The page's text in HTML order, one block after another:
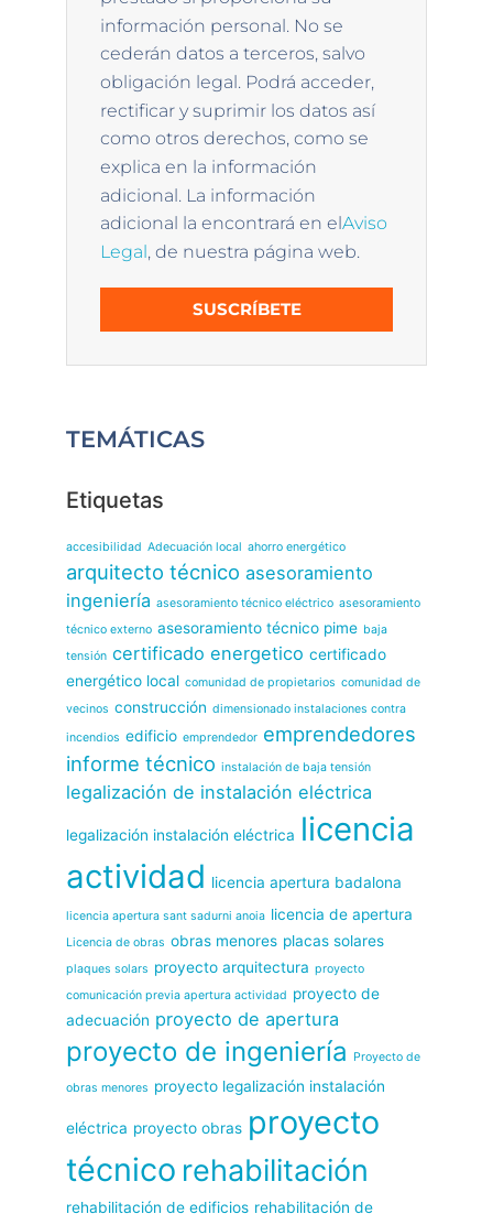
información personal. No se
cederán datos a terceros, salvo
obligación legal. Podrá acceder,
rectificar y suprimir los datos así
como otros derechos, como se
explica en la información
adicional. La información
adicional la encontrará en elAviso
Legal, de nuestra página web.
SUSCRÍBETE
TEMÁTICAS
Etiquetas
accesibilidad Adecuación local ahorro energético
arquitecto técnico asesoramiento
ingeniería asesoramiento técnico eléctrico asesoramiento
técnico externo asesoramiento técnico pime baja
tensión certificado energetico certificado
energético local comunidad de propietarios comunidad de
vecinos construcción dimensionado instalaciones contra
incendios edificio emprendedor emprendedores
informe técnico instalación de baja tensión
legalización de instalación eléctrica
legalización instalación eléctrica licencia
actividad licencia apertura badalona
licencia apertura sant sadurni anoia licencia de apertura
Licencia de obras obras menores placas solares
plaques solars proyecto arquitectura proyecto
comunicación previa apertura actividad proyecto de
adecuación proyecto de apertura
proyecto de ingeniería Proyecto de
obras menores proyecto legalización instalación
eléctrica proyecto obras proyecto
técnico rehabilitación
rehabilitación de edificios rehabilitación de